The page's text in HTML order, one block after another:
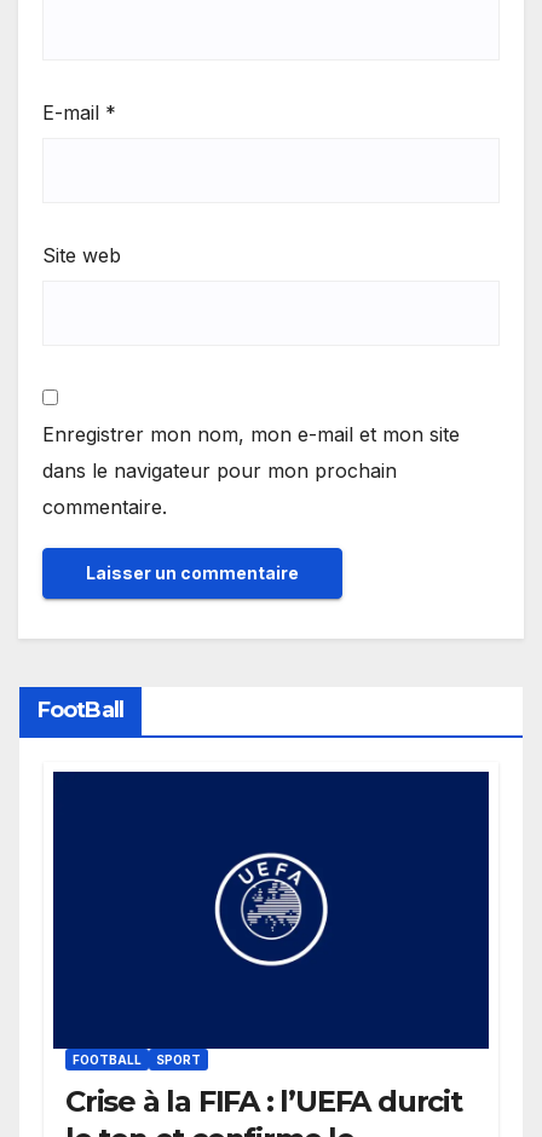
E-mail *
Site web
Enregistrer mon nom, mon e-mail et mon site
dans le navigateur pour mon prochain
commentaire.
FootBall
FOOTBALL SPORT
Crise à la FIFA : l’UEFA durcit